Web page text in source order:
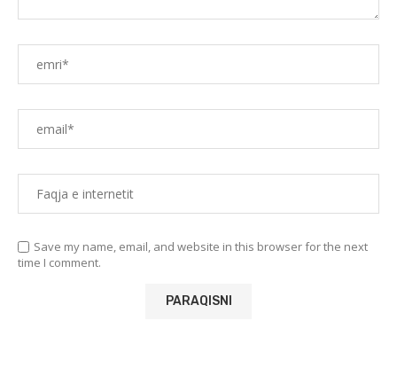
Save my name, email, and website in this browser for the next
time I comment.